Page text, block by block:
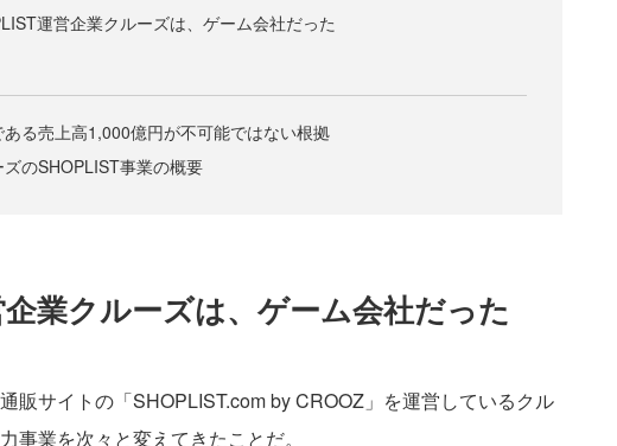
運営企業クルーズは、ゲーム会社だった
ある売上高1,000億円が不可能ではない根拠
ズのSHOPLIST事業の概要
業クルーズは、ゲーム会社だった
販サイトの「SHOPLIST.com by CROOZ」を運営しているクル
事業を次々と変えてきたことだ。